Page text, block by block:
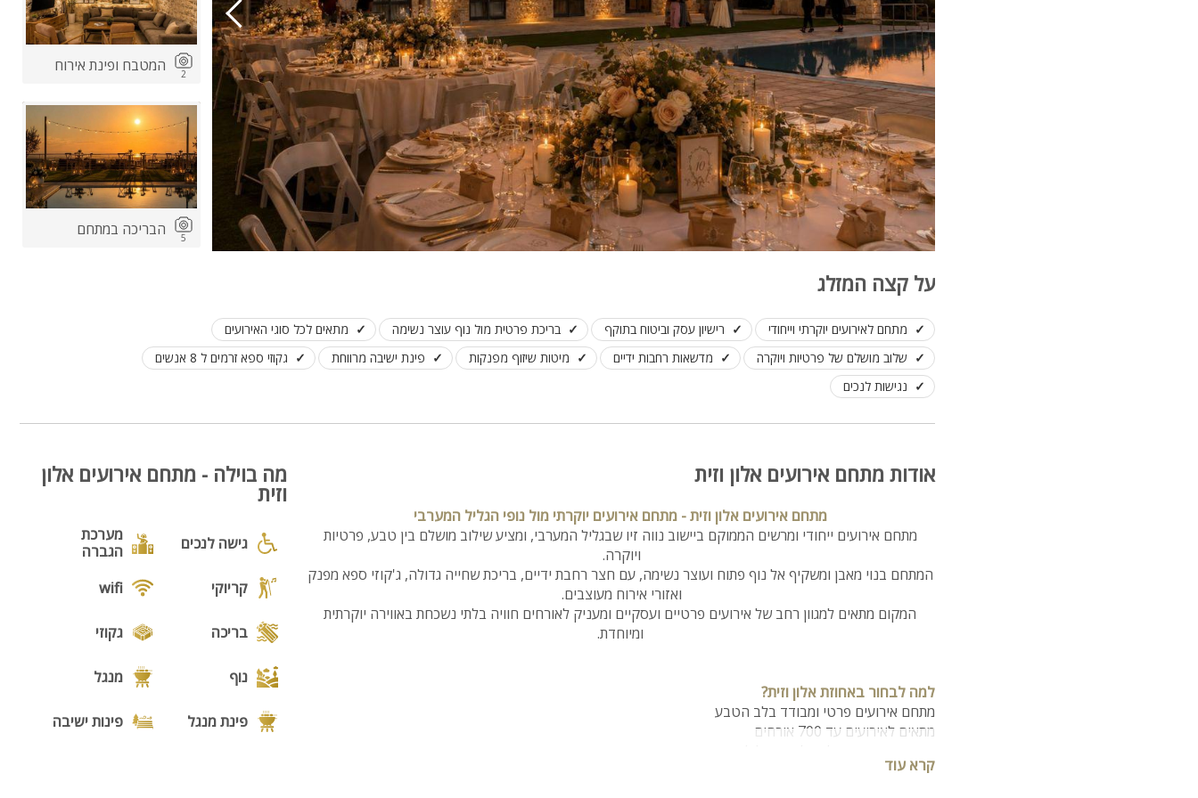
2 המטבח ופינת אירוח
5 הבריכה במתחם
על קצה המזלג
מתחם לאירועים יוקרתי וייחודי רישיון עסק וביטוח בתוקף בריכת פרטית מול נוף עוצר נשימה
מתאים לכל סוגי האירועים
שלוב מושלם של פרטיות ויוקרה
מדשאות רחבות ידיים מיטות שיזוף מפנקות פינת ישיבה מרווחת
גקוזי ספא זרמים ל 8 אנשים
נגישות לנכים
אודות מתחם אירועים אלון וזית
מתחם אירועים אלון וזית - מתחם אירועים יוקרתי מול נופי הגליל המערבי
מתחם אירועים ייחודי ומרשים הממוקם ביישוב נווה זיו שבגליל המערבי, ומציע שילוב מושלם בין טבע, פרטיות
ויוקרה.
המתחם בנוי מאבן ומשקיף אל נוף פתוח ועוצר נשימה, עם חצר רחבת ידיים, בריכת שחייה גדולה, ג'קוזי ספא מפנק
ואזורי אירוח מעוצבים.
המקום מתאים למגוון רחב של אירועים פרטיים ועסקיים ומעניק לאורחים חוויה בלתי נשכחת באווירה יוקרתית
ומיוחדת.
למה לבחור באחוזת אלון וזית?
מתחם אירועים פרטי ומבודד בלב הטבע
מתאים לאירועים עד 700 אורחים
בריכת שחייה גדולה וג'קוזי ספא מפנק
קרא עוד
מה בוילה - מתחם אירועים אלון
וזית
גישה לנכים
מערכת
הגברה
קריוקי
wifi
בריכה גקוזי
נוף מנגל
פינת מנגל פינות ישיבה